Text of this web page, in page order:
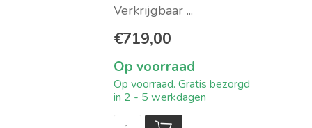
Verkrijgbaar ...
€719,00
Op voorraad
Op voorraad. Gratis bezorgd
in 2 - 5 werkdagen